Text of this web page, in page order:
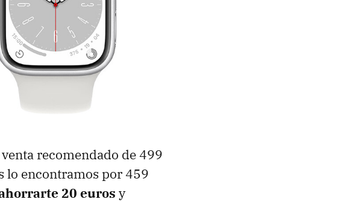
recomendado de 499
lo encontramos por 459
20 euros y